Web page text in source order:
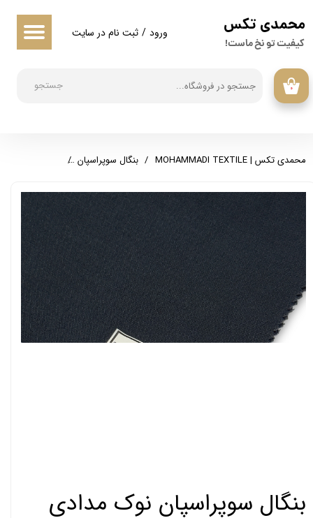
​محمدی تکس
کیفیت تو نخ ماست!
جستجو ۰
ورود / ثبت نام در سایت
حساب کاربری من
سفارشات
محمدی تکس | MOHAMMADI TEXTILE بنگال سوپراسپان
بنگال سوپراسپان نوک مدادی